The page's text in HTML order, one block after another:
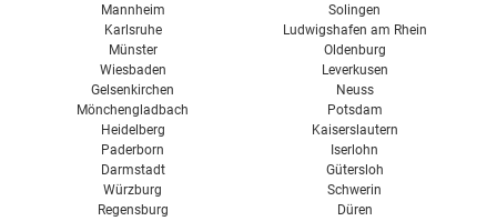
Mannheim
Karlsruhe
Münster
Wiesbaden
Gelsenkirchen
Mönchengladbach
Solingen
Ludwigshafen am Rhein
Oldenburg
Leverkusen
Neuss
Potsdam
Heidelberg
Paderborn
Darmstadt
Würzburg
Regensburg
Kaiserslautern
Iserlohn
Gütersloh
Schwerin
Düren